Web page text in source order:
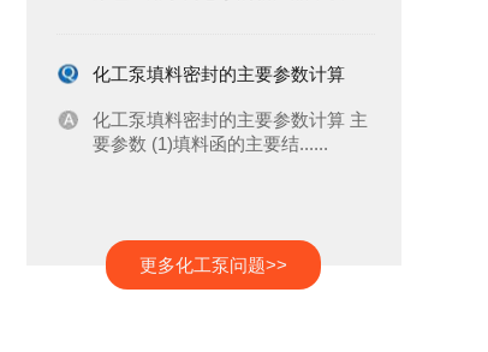
化工泵填料密封的主要参数计算
化工泵填料密封的主要参数计算 主
要参数 (1)填料函的主要结......
用户在使用化工泵时，明明安装了
变频器电机还会烧机呢?为什么
更多化工泵问题>>